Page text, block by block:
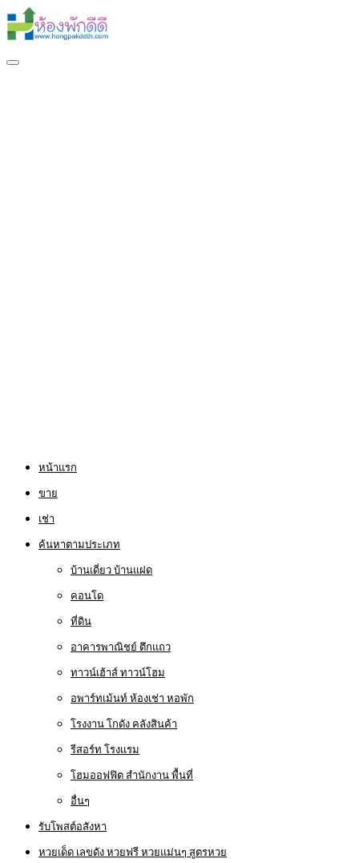
หน้าแรก
ขาย
เช่า
ค้นหาตามประเภท
บ้านเดี่ยว บ้านแฝด
คอนโด
ที่ดิน
อาคารพาณิชย์ ตึกแถว
ทาวน์เฮ้าส์ ทาวน์โฮม
อพาร์ทเม้นท์ ห้องเช่า หอพัก
โรงงาน โกดัง คลังสินค้า
รีสอร์ท โรงแรม
โฮมออฟฟิต สำนักงาน พื้นที่
อื่นๆ
รับโพสต์อสังหา
หวยเด็ด เลขดัง หวยฟรี หวยแม่นๆ สูตรหวย